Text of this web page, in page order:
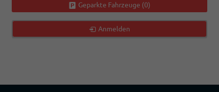
Geparkte Fahrzeuge (0)
Anmelden